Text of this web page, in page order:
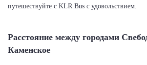
путешествуйте с KLR Bus с удовольствием.
Расстояние между городами
Каменское